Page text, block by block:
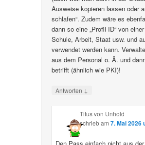
Ausweise kopieren lassen oder
schlafen“. Zudem wäre es
dann so eine „Profil ID“ von
Schule, Arbeit, Staat usw. und
verwendet werden kann.
aus dem Personal o. Ä. und
betrifft (ähnlich wie PKI)!
Antworten ↓
Titus von Unhold
schriebam 7. Mai 2026